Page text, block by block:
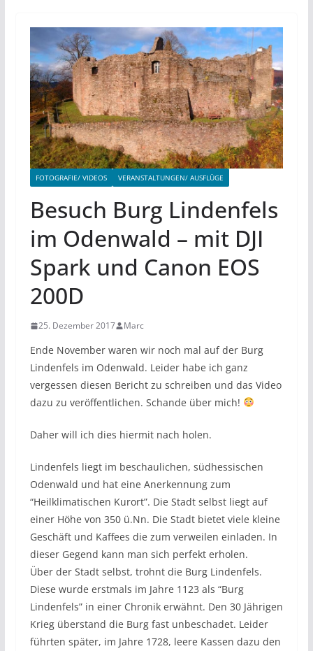
FOTOGRAFIE/ VIDEOS VERANSTALTUNGEN/ AUSFLÜGE
Besuch Burg Lindenfels
im Odenwald – mit DJI
Spark und Canon EOS
200D
25. Dezember 2017 Marc
Ende November waren wir noch mal auf der Burg
Lindenfels im Odenwald. Leider habe ich ganz
vergessen diesen Bericht zu schreiben und das Video
dazu zu veröffentlichen. Schande über mich!
Daher will ich dies hiermit nach holen.
Lindenfels liegt im beschaulichen, südhessischen
Odenwald und hat eine Anerkennung zum
“Heilklimatischen Kurort”. Die Stadt selbst liegt auf
einer Höhe von 350 ü.Nn. Die Stadt bietet viele kleine
Geschäft und Kaffees die zum verweilen einladen. In
dieser Gegend kann man sich perfekt erholen.
Über der Stadt selbst, trohnt die Burg Lindenfels.
Diese wurde erstmals im Jahre 1123 als “Burg
Lindenfels” in einer Chronik erwähnt. Den 30 Jährigen
Krieg überstand die Burg fast unbeschadet. Leider
führten später, im Jahre 1728, leere Kassen dazu den